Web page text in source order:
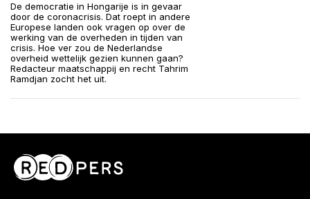
De democratie in Hongarije is in gevaar
door de coronacrisis. Dat roept in andere
Europese landen ook vragen op over de
werking van de overheden in tijden van
crisis. Hoe ver zou de Nederlandse
overheid wettelijk gezien kunnen gaan?
Redacteur maatschappij en recht Tahrim
Ramdjan zocht het uit.